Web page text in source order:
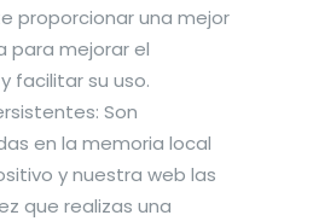
proporcionar una mejor
para mejorar el
facilitar su uso.
Son
en la memoria local
y nuestra web las
que realizas una